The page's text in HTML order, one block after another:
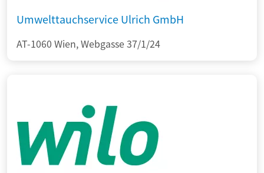
Umwelttauchservice Ulrich GmbH
AT-1060 Wien, Webgasse 37/1/24